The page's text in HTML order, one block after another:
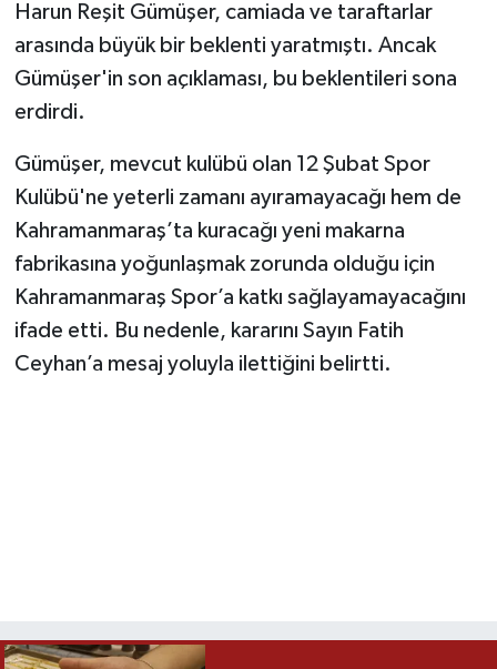
Harun Reşit Gümüşer, camiada ve taraftarlar
arasında büyük bir beklenti yaratmıştı. Ancak
Gümüşer'in son açıklaması, bu beklentileri sona
erdirdi.
Gümüşer, mevcut kulübü olan 12 Şubat Spor
Kulübü'ne yeterli zamanı ayıramayacağı hem de
Kahramanmaraş’ta kuracağı yeni makarna
fabrikasına yoğunlaşmak zorunda olduğu için
Kahramanmaraş Spor’a katkı sağlayamayacağını
ifade etti. Bu nedenle, kararını Sayın Fatih
Ceyhan’a mesaj yoluyla ilettiğini belirtti.
KÜLTÜR SANAT